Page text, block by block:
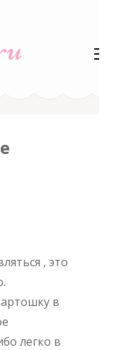
, это
в
легко в